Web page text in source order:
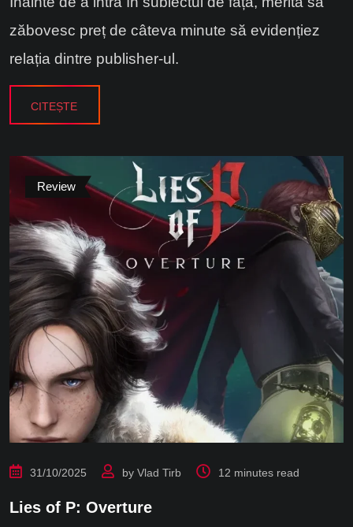
zăbovesc preț de câteva minute să evidențiez
relația dintre publisher-ul.
CITEȘTE
Review
31/10/2025 by Vlad Tirb 12 minutes read
Lies of P: Overture